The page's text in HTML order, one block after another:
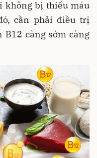
không bị thiếu máu
cần phải điều trị
càng sớm càng